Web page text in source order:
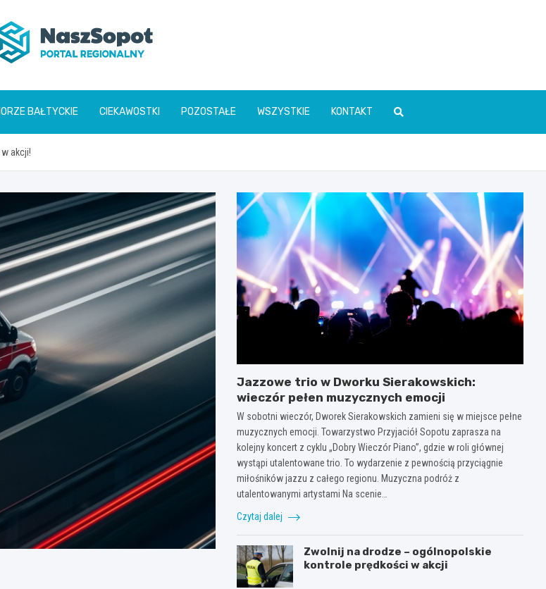
BAŁTYCKIE CIEKAWOSTKI POZOSTAŁE WSZYSTKIE KONTAKT
akcji!
Jazzowe trio w Dworku Sierakowskich:
wieczór pełen muzycznych emocji
W sobotni wieczór, Dworek Sierakowskich zamieni się w miejsce pełne
muzycznych emocji. Towarzystwo Przyjaciół Sopotu zaprasza na
kolejny koncert z cyklu „Dobry Wieczór Piano”, gdzie w roli głównej
wystąpi utalentowane trio. To wydarzenie z pewnością przyciągnie
miłośników jazzu z całego regionu. Muzyczna podróż z
utalentowanymi artystami Na scenie…
Czytaj dalej
Zwolnij na drodze – ogólnopolskie
kontrole prędkości w akcji